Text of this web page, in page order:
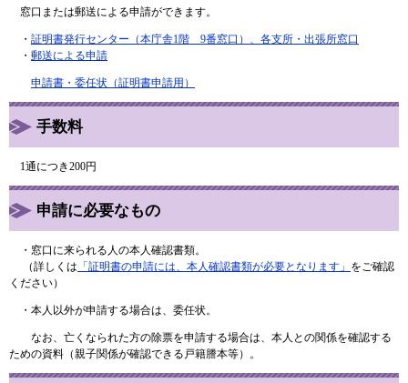
窓口または郵送による申請ができます。
・ 証明書発行センター（本庁舎1階 9番窓口）、各支所・出張所窓口
・ 郵送による申請
申請書・委任状（証明書申請用）
手数料
1通につき200円
申請に必要なもの
・窓口に来られる人の本人確認書類。
（詳しくは 「証明書の申請には、本人確認書類が必要となります」 をご確認
ください）
・本人以外が申請する場合は、委任状。
なお、亡くなられた方の除票を申請する場合は、本人との関係を確認する
ための資料（親子関係が確認できる戸籍謄本等）。